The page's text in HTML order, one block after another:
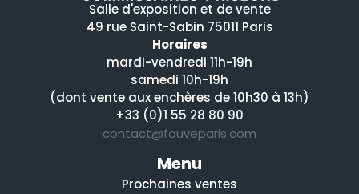
Salle d'exposition et de vente
49 rue Saint-Sabin 75011 Paris
Horaires
mardi-vendredi 11h-19h
samedi 10h-19h
(dont vente aux enchères de 10h30 à 13h)
+33 (0)1 55 28 80 90
contact@fauveparis.com
Menu
Prochaines ventes